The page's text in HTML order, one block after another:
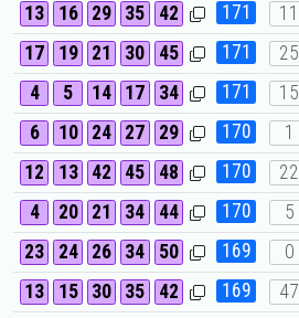
13
16 29 35 42 171 11
17
19 21 30 45 171 25
4
5 14 17 34 171 15
6
10 24 27 29 170 1
12
13 42 45 48 170 22
4
20 21 34 44 170 5
23
24 26 34 50 169 0
13
15 30 35 42 169 47